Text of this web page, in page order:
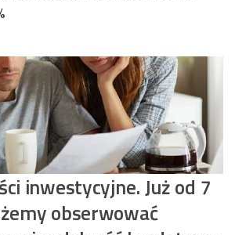
inwestycyjne. Już od 7
obserwować